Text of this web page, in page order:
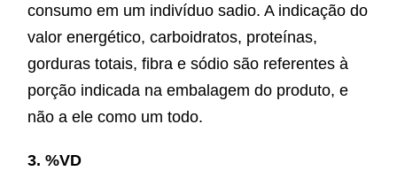
consumo em um indivíduo sadio. A indicação do
valor energético, carboidratos, proteínas,
gorduras totais, fibra e sódio são referentes à
porção indicada na embalagem do produto, e
não a ele como um todo.
3. %VD